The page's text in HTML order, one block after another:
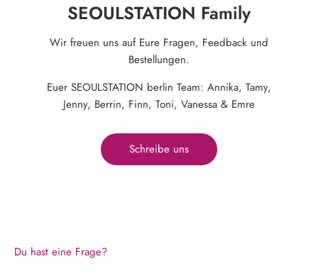
SEOULSTATION Family
Wir freuen uns auf Eure Fragen, Feedback und
Bestellungen.
Euer SEOULSTATION berlin Team: Annika, Tamy,
Jenny, Berrin, Finn, Toni, Vanessa & Emre
Schreibe uns
Du hast eine Frage?